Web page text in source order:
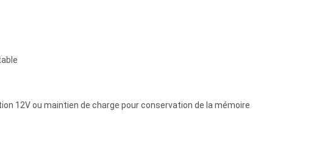
12V ou maintien de charge pour conservation de la mémoire